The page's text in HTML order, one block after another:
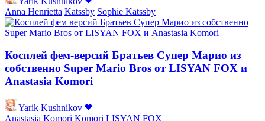
Anna Henrietta Katssby Sophie Katssby
Косплей фем-версий Братьев Супер Марио из
собственно Super Mario Bros от LISYAN FOX и
Anastasia Komori
Yarik Kushnikov
Anastasia Komori Komori LISYAN FOX